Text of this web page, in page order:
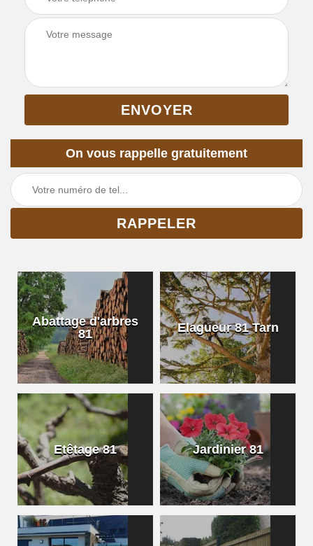
On vous rappelle gratuitement
Abattage d'arbres
81
Elagueur 81 Tarn
Etêtage 81 Jardinier 81